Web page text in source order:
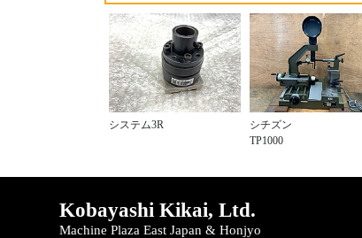
システム3R
シチズン
TP1000
Kobayashi Kikai, Ltd.
Machine Plaza East Japan & Honjyo